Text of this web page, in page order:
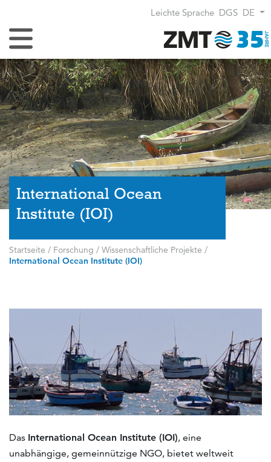
Leichte Sprache DGS DE
Navigation umschalten
International Ocean
Institute (IOI)
Startseite / Forschung / Wissenschaftliche Projekte /
International Ocean Institute (IOI)
Das International Ocean Institute (IOI), eine
unabhängige, gemeinnützige NGO, bietet weltweit